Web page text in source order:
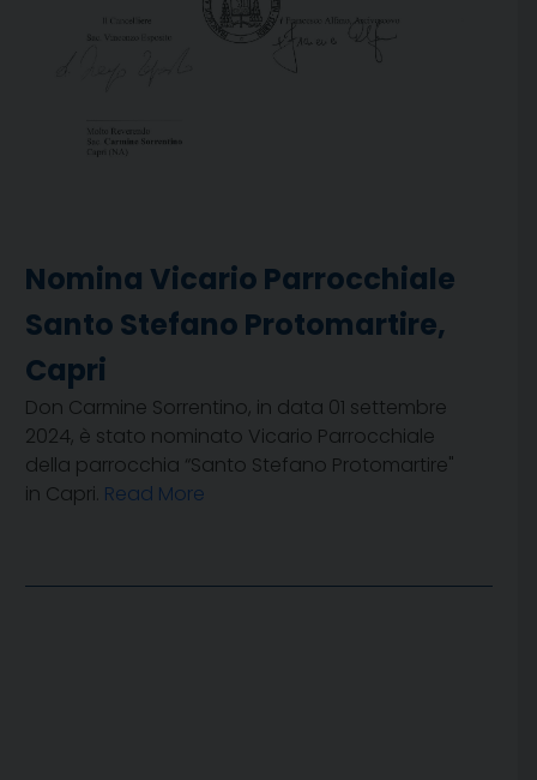
Nomina Vicario Parrocchiale
Santo Stefano Protomartire,
Capri
Don Carmine Sorrentino, in data 01 settembre
2024, è stato nominato Vicario Parrocchiale
della parrocchia “Santo Stefano Protomartire"
in Capri. Read More